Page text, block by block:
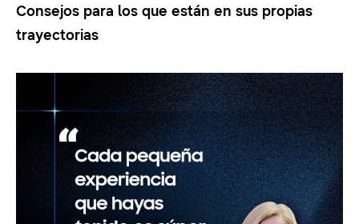
Consejos para los que están en sus propias
trayectorias